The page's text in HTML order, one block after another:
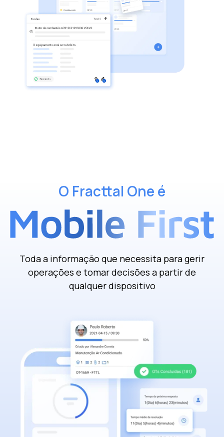
O Fracttal One é
Toda a informação que necessita para gerir
operações e tomar decisões a partir de
qualquer dispositivo